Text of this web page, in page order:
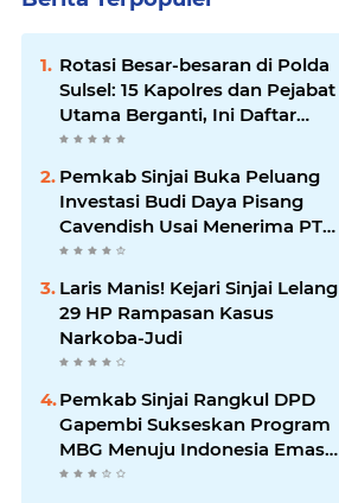
Rotasi Besar-besaran di Polda
Sulsel: 15 Kapolres dan Pejabat
Utama Berganti, Ini Daftar
Lengkapnya
Pemkab Sinjai Buka Peluang
Investasi Budi Daya Pisang
Cavendish Usai Menerima PT
GGF
Laris Manis! Kejari Sinjai Lelang
29 HP Rampasan Kasus
Narkoba-Judi
Pemkab Sinjai Rangkul DPD
Gapembi Sukseskan Program
MBG Menuju Indonesia Emas
2045